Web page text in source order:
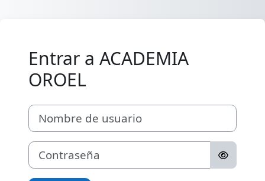
Entrar a ACADEMIA
OROEL
Nombre de usuario
Contraseña